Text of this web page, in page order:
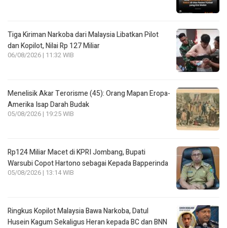
Tiga Kiriman Narkoba dari Malaysia Libatkan Pilot
dan Kopilot, Nilai Rp 127 Miliar
06/08/2026 | 11:32 WIB
Menelisik Akar Terorisme (45): Orang Mapan Eropa-
Amerika Isap Darah Budak
05/08/2026 | 19:25 WIB
Rp124 Miliar Macet di KPRI Jombang, Bupati
Warsubi Copot Hartono sebagai Kepada Bapperinda
05/08/2026 | 13:14 WIB
Ringkus Kopilot Malaysia Bawa Narkoba, Datul
Husein Kagum Sekaligus Heran kepada BC dan BNN